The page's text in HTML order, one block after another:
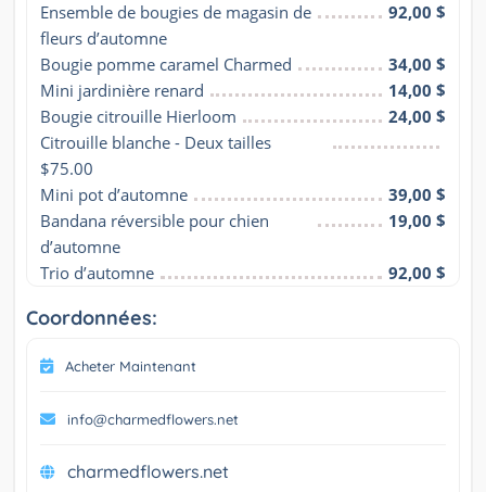
Ensemble de bougies de magasin de
fleurs d’automne
92,00 $
Bougie pomme caramel Charmed
34,00 $
Mini jardinière renard
14,00 $
Bougie citrouille Hierloom
24,00 $
Citrouille blanche - Deux tailles
$75.00
Mini pot d’automne
39,00 $
Bandana réversible pour chien
d’automne
19,00 $
Trio d’automne 92,00 $
Coordonnées:
Acheter Maintenant
info@charmedflowers.net
charmedflowers.net